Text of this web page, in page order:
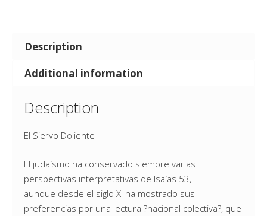
Description
Additional information
Description
El Siervo Doliente
El judaísmo ha conservado siempre varias
perspectivas interpretativas de Isaías 53,
aunque desde el siglo XI ha mostrado sus
preferencias por una lectura ?nacional colectiva?, que